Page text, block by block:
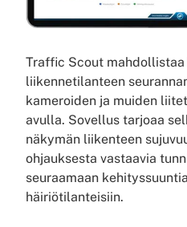
Traffic Scout
liikennetilanteen
kameroiden ja muiden
avulla. Sovellus tarjoaa
näkymän liikenteen
ohjauksesta vastaavia
seuraamaan
häiriötilanteisiin.